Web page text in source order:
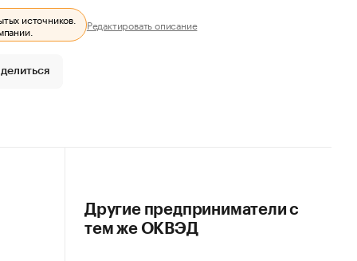
источников.
Редактировать описание
Другие предприниматели с
тем же ОКВЭД